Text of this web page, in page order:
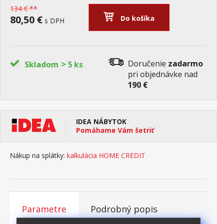
134 € **
80,50 € s DPH Do košíka
Skladom > 5 ks Doručenie zadarmo
pri objednávke nad
190 €
IDEA NÁBYTOK
Pomáhame Vám šetriť
Nákup na splátky: kalkulácia HOME CREDIT
Parametre Podrobný popis